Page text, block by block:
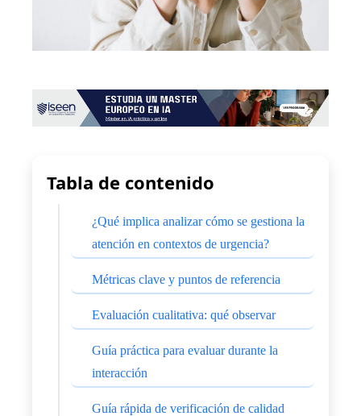
Tabla de contenido
¿Qué implica analizar cómo se gestiona la
atención en contextos de urgencia?
Métricas clave y puntos de referencia
Evaluación cualitativa: qué observar
Guía práctica para evaluar durante la
interacción
Guía rápida de verificación de calidad